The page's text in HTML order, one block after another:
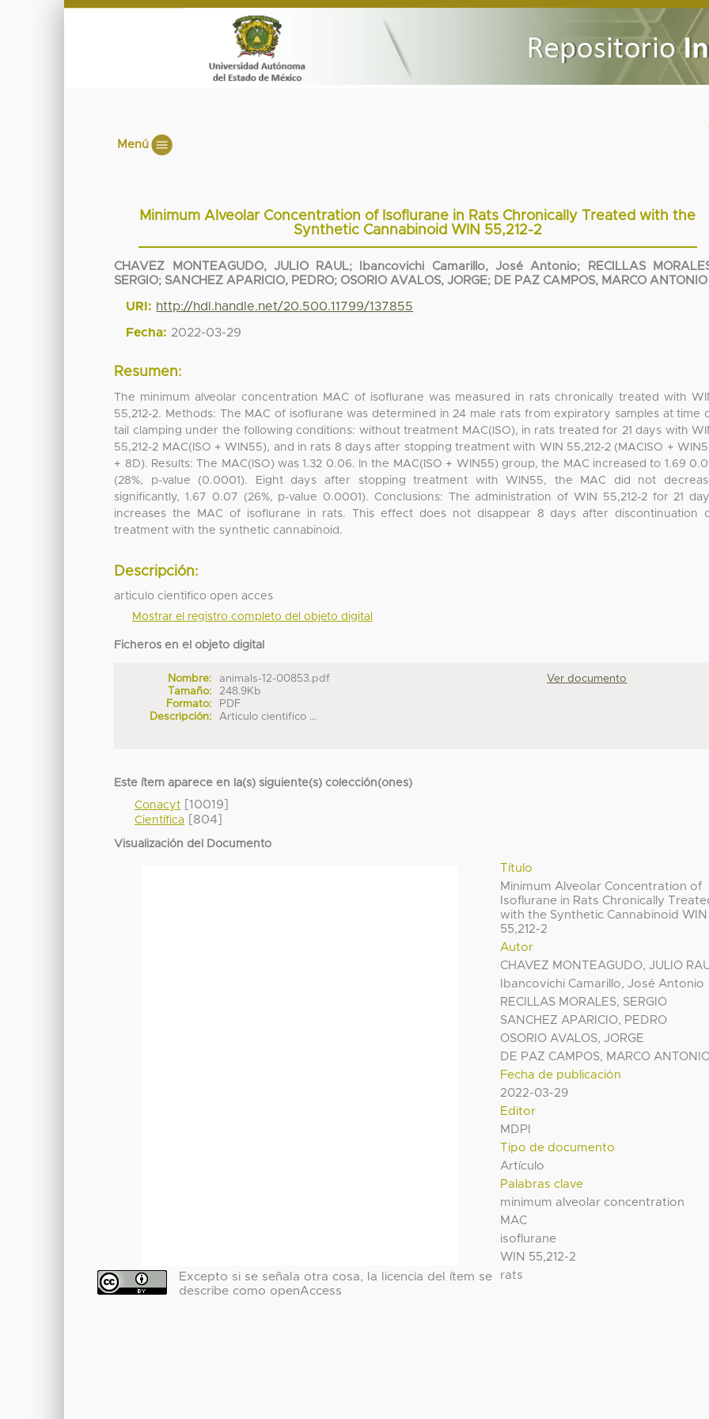
Menú
Minimum Alveolar Concentration of Isoflurane in Rats Chronically Treated with the
Synthetic Cannabinoid WIN 55,212-2
CHAVEZ MONTEAGUDO, JULIO RAUL; Ibancovichi Camarillo, José Antonio;
RECILLAS
SERGIO; SANCHEZ APARICIO, PEDRO; OSORIO AVALOS, JORGE; DE PAZ CAMPOS, MARCO ANTONIO
URI: http://hdl.handle.net/20.500.11799/137855
Fecha: 2022-03-29
Resumen:
The minimum alveolar concentration MAC of isoflurane was measured in rats chronically treated with
55,212-2. Methods: The MAC of isoflurane was determined in 24 male rats from expiratory samples at time
tail clamping under the following conditions: without treatment MAC(ISO), in rats treated for 21 days with
55,212-2 MAC(ISO + WIN55), and in rats 8 days after stopping treatment with WIN 55,212-2 (MACISO +
+ 8D). Results: The MAC(ISO) was 1.32 0.06. In the MAC(ISO + WIN55) group, the MAC increased to 1.69
(28%, p-value (0.0001). Eight days after stopping treatment with WIN55, the MAC did not
significantly, 1.67 0.07 (26%, p-value 0.0001). Conclusions: The administration of WIN 55,212-2 for 21
increases the MAC of isoflurane in rats. This effect does not disappear 8 days after discontinuation
treatment with the synthetic cannabinoid.
Descripción:
articulo cientifico open acces
Mostrar el registro completo del objeto digital
Ficheros en el objeto digital
Nombre:
animals-12-00853.pdf
Tamaño:
248.9Kb
Formato:
PDF
Descripción:
Articulo cientifico ...
Ver documento
Este ítem aparece en la(s) siguiente(s) colección(ones)
Conacyt [10019]
Científica [804]
Visualización del Documento
Título
Minimum Alveolar Concentration of
Isoflurane in Rats Chronically
with the Synthetic Cannabinoid WIN
55,212-2
Autor
CHAVEZ MONTEAGUDO, JULIO
Ibancovichi Camarillo, José Antonio
RECILLAS MORALES, SERGIO
SANCHEZ APARICIO, PEDRO
OSORIO AVALOS, JORGE
DE PAZ CAMPOS, MARCO
Fecha de publicación
2022-03-29
Editor
MDPI
Tipo de documento
Artículo
Palabras clave
minimum alveolar concentration
MAC
isoflurane
WIN 55,212-2
rats
Excepto si se señala otra cosa, la licencia del ítem se
describe como openAccess